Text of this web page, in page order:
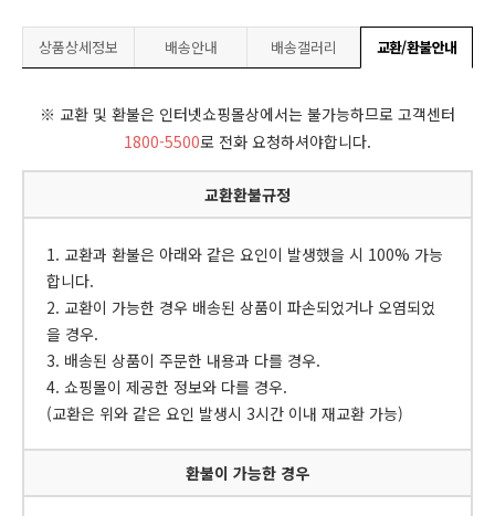
상품상세정보 배송안내 배송갤러리 교환/환불안내
※ 교환 및 환불은 인터넷쇼핑몰상에서는 불가능하므로 고객센터
1800-5500로 전화 요청하셔야합니다.
교환환불규정
1. 교환과 환불은 아래와 같은 요인이 발생했을 시 100% 가능
합니다.
2. 교환이 가능한 경우 배송된 상품이 파손되었거나 오염되었
을 경우.
3. 배송된 상품이 주문한 내용과 다를 경우.
4. 쇼핑몰이 제공한 정보와 다를 경우.
(교환은 위와 같은 요인 발생시 3시간 이내 재교환 가능)
환불이 가능한 경우